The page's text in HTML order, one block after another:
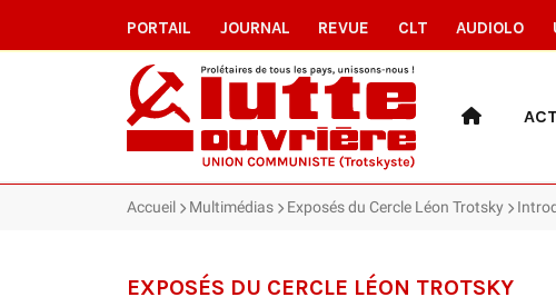
PORTAIL JOURNAL REVUE CLT AUDIOLO
Accueil Multimédias Exposés du Cercle Léon Trotsky
EXPOSÉS DU CERCLE LÉON TROTSKY